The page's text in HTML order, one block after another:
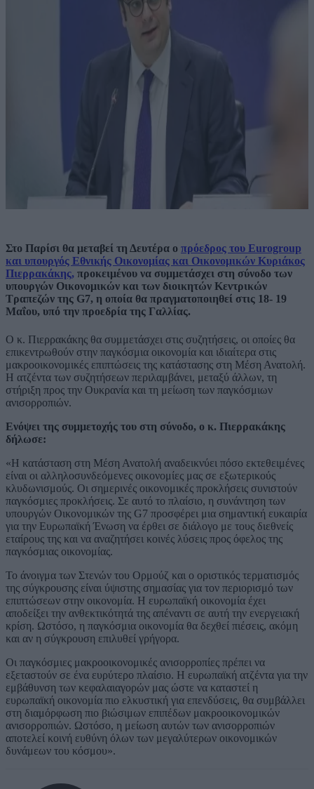
Στο Παρίσι θα μεταβεί τη Δευτέρα ο πρόεδρος του Eurogroup
και υπουργός Εθνικής Οικονομίας και Οικονομικών Κυριάκος
Πιερρακάκης, προκειμένου να συμμετάσχει στη σύνοδο των
υπουργών Οικονομικών και των διοικητών Κεντρικών
Τραπεζών της G7, η οποία θα πραγματοποιηθεί στις 18- 19
Μαΐου, υπό την προεδρία της Γαλλίας.
Ο κ. Πιερρακάκης θα συμμετάσχει στις συζητήσεις, οι οποίες θα
επικεντρωθούν στην παγκόσμια οικονομία και ιδιαίτερα στις
μακροοικονομικές επιπτώσεις της κατάστασης στη Μέση Ανατολή.
Η ατζέντα των συζητήσεων περιλαμβάνει, μεταξύ άλλων, τη
στήριξη προς την Ουκρανία και τη μείωση των παγκόσμιων
ανισορροπιών.
Ενόψει της συμμετοχής του στη σύνοδο, ο κ. Πιερρακάκης
δήλωσε:
«Η κατάσταση στη Μέση Ανατολή αναδεικνύει πόσο εκτεθειμένες
είναι οι αλληλοσυνδεόμενες οικονομίες μας σε εξωτερικούς
κλυδωνισμούς. Οι σημερινές οικονομικές προκλήσεις συνιστούν
παγκόσμιες προκλήσεις. Σε αυτό το πλαίσιο, η συνάντηση των
υπουργών Οικονομικών της G7 προσφέρει μια σημαντική ευκαιρία
για την Ευρωπαϊκή Ένωση να έρθει σε διάλογο με τους διεθνείς
εταίρους της και να αναζητήσει κοινές λύσεις προς όφελος της
παγκόσμιας οικονομίας.
Το άνοιγμα των Στενών του Ορμούζ και ο οριστικός τερματισμός
της σύγκρουσης είναι ύψιστης σημασίας για τον περιορισμό των
επιπτώσεων στην οικονομία. Η ευρωπαϊκή οικονομία έχει
αποδείξει την ανθεκτικότητά της απέναντι σε αυτή την ενεργειακή
κρίση. Ωστόσο, η παγκόσμια οικονομία θα δεχθεί πιέσεις, ακόμη
και αν η σύγκρουση επιλυθεί γρήγορα.
Οι παγκόσμιες μακροοικονομικές ανισορροπίες πρέπει να
εξεταστούν σε ένα ευρύτερο πλαίσιο. Η ευρωπαϊκή ατζέντα για την
εμβάθυνση των κεφαλαιαγορών μας ώστε να καταστεί η
ευρωπαϊκή οικονομία πιο ελκυστική για επενδύσεις, θα συμβάλλει
στη διαμόρφωση πιο βιώσιμων επιπέδων μακροοικονομικών
ανισορροπιών. Ωστόσο, η μείωση αυτών των ανισορροπιών
αποτελεί κοινή ευθύνη όλων των μεγαλύτερων οικονομικών
δυνάμεων του κόσμου».